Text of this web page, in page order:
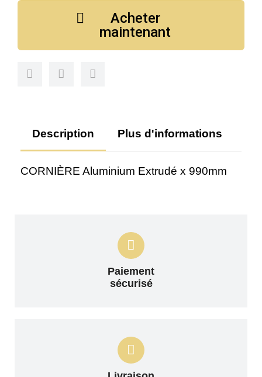
Acheter
maintenant
Description Plus d'informations
CORNIÈRE Aluminium Extrudé x 990mm
Paiement
sécurisé